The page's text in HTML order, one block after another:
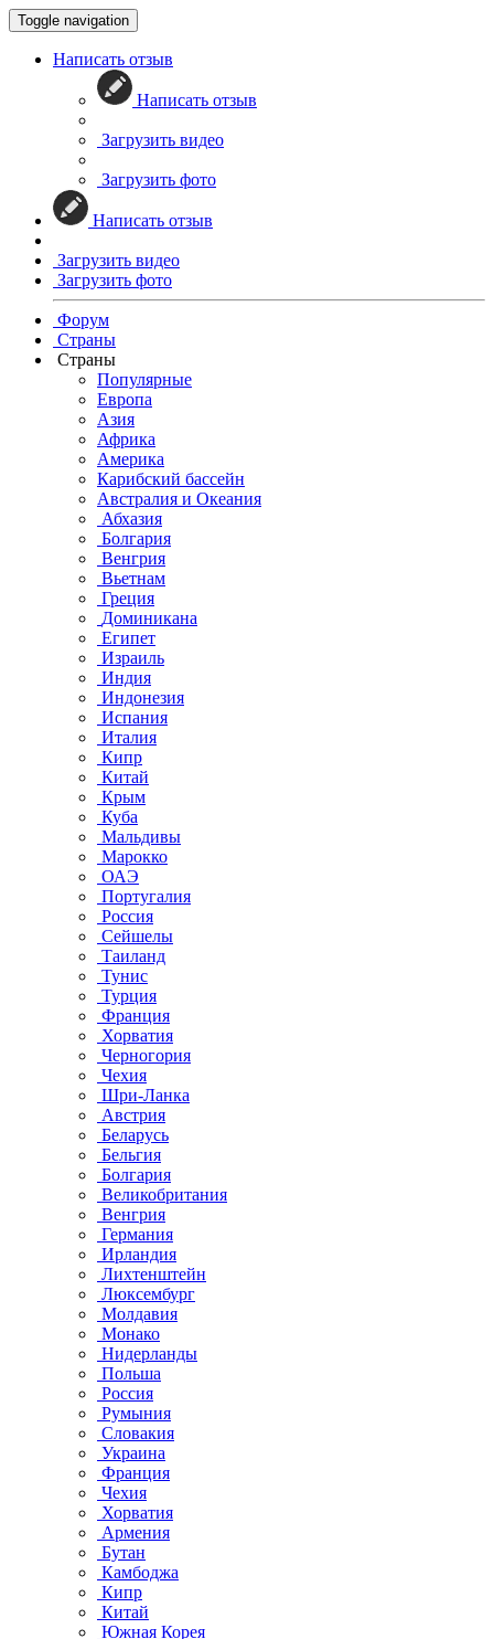
Toggle navigation
Написать отзыв
Написать отзыв
Загрузить видео
Загрузить фото
Написать отзыв
Загрузить видео
Загрузить фото
Форум
Страны
Страны
Популярные
Европа
Азия
Африка
Америка
Карибский бассейн
Австралия и Океания
Абхазия
Болгария
Венгрия
Вьетнам
Греция
Доминикана
Египет
Израиль
Индия
Индонезия
Испания
Италия
Кипр
Китай
Крым
Куба
Мальдивы
Марокко
ОАЭ
Португалия
Россия
Сейшелы
Таиланд
Тунис
Турция
Франция
Хорватия
Черногория
Чехия
Шри-Ланка
Австрия
Беларусь
Бельгия
Болгария
Великобритания
Венгрия
Германия
Ирландия
Лихтенштейн
Люксембург
Молдавия
Монако
Нидерланды
Польша
Россия
Румыния
Словакия
Украина
Франция
Чехия
Хорватия
Армения
Бутан
Камбоджа
Кипр
Китай
Южная Корея